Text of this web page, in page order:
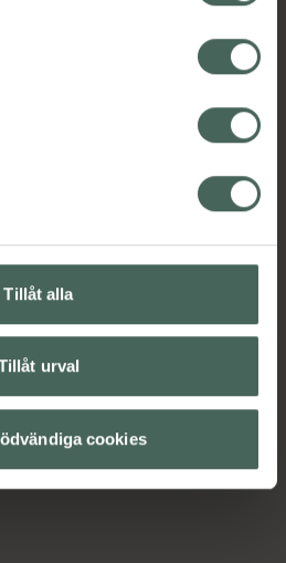
samtycke påverkar inte
som skett innan återkallelsen.
Tillåt alla
urval
cookies